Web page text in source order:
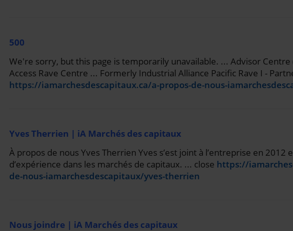
500
We're sorry, but this page is temporarily unavailable. ... Advisor Centre
Access Rave Centre ... Formerly Industrial Alliance Pacific Rave I -
https://iamarchesdescapitaux.ca/a-propos-de-nous-
Yves Therrien | iA Marchés des capitaux
À propos de nous Yves Therrien Yves s’est joint à l’entreprise en 2012
d’expérience dans les marchés de capitaux. ... close https://
de-nous-iamarchesdescapitaux/yves-therrien
Nous joindre | iA Marchés des capitaux